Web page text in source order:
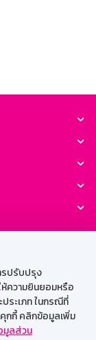
รปรับปรุง
ความยินยอมหรือ
ระเภท ในกรณีที่
คุกกี้ คลิกข้อมูลเพิ่ม
มูลส่วน
Search